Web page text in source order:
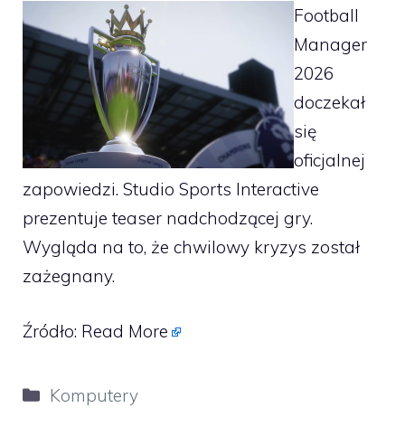
Football
Manager
2026
doczekał
się
oficjalnej
zapowiedzi. Studio Sports Interactive
prezentuje teaser nadchodzącej gry.
Wygląda na to, że chwilowy kryzys został
zażegnany.
Źródło: Read More
Kategorie
Komputery